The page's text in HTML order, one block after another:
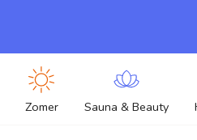
Zomer Sauna & Beauty